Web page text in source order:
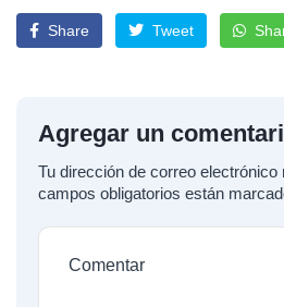
Share Tweet
Agregar un
Tu dirección de correo electrónico
campos obligatorios están